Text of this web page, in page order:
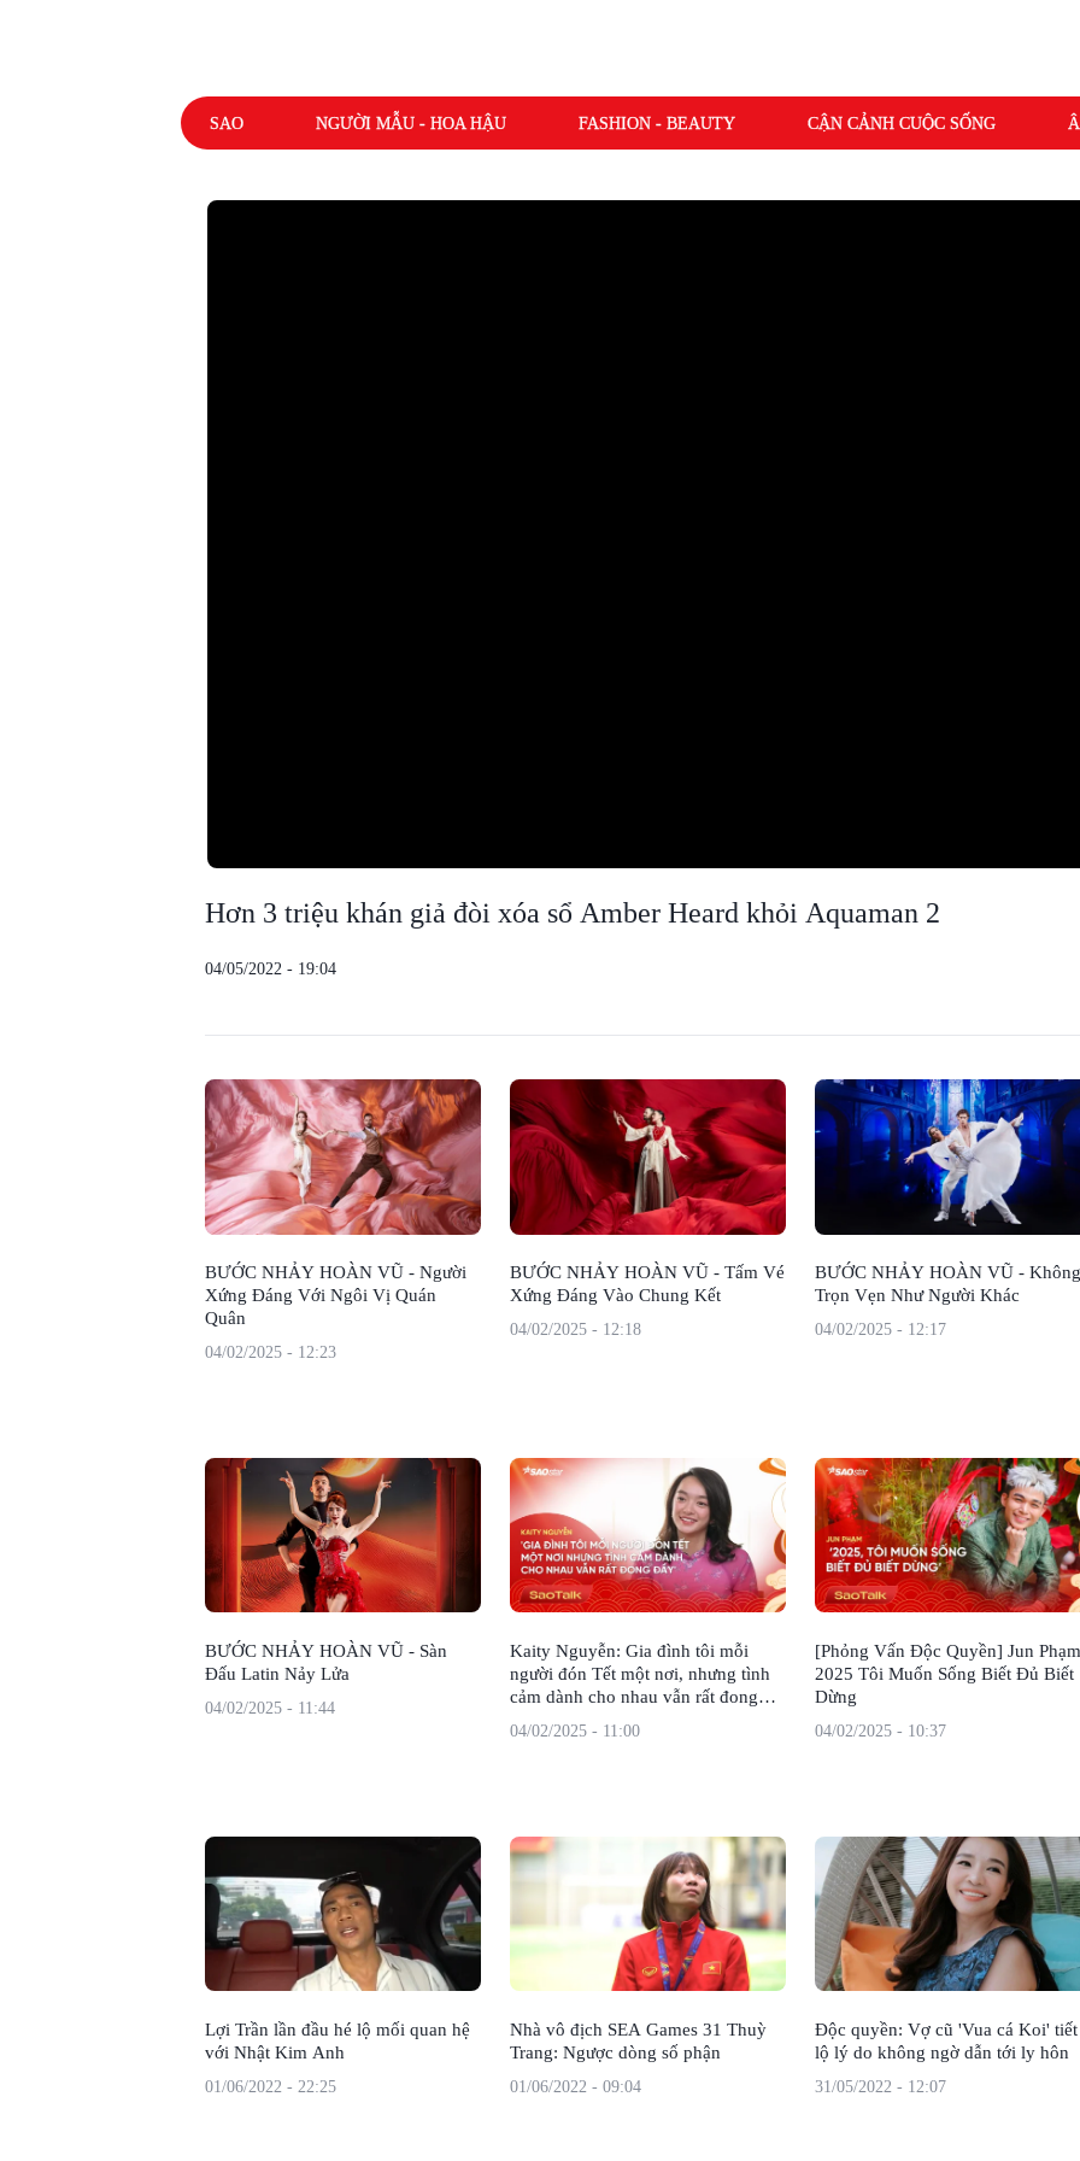
SAO NGƯỜI MẪU - HOA HẬU FASHION - BEAUTY CẬN CẢNH CUỘC SỐNG
Hơn 3 triệu khán giả đòi xóa sổ Amber Heard khỏi Aquaman 2
04/05/2022 - 19:04
BƯỚC NHẢY HOÀN VŨ - Người
Xứng Đáng Với Ngôi Vị Quán
Quân
04/02/2025 - 12:23
BƯỚC NHẢY HOÀN VŨ - Tấm Vé
Xứng Đáng Vào Chung Kết
04/02/2025 - 12:18
BƯỚC NHẢY HOÀN VŨ - Không
Trọn Vẹn Như Người Khác
04/02/2025 - 12:17
BƯỚC NHẢY HOÀN VŨ - Sàn
Đấu Latin Nảy Lửa
04/02/2025 - 11:44
Kaity Nguyễn: Gia đình tôi mỗi
người đón Tết một nơi, nhưng tình
cảm dành cho nhau vẫn rất đong
04/02/2025 - 11:00
[Phỏng Vấn Độc Quyền] Jun
2025 Tôi Muốn Sống Biết Đủ Biết
Dừng
04/02/2025 - 10:37
Lợi Trần lần đầu hé lộ mối quan hệ
với Nhật Kim Anh
01/06/2022 - 22:25
Nhà vô địch SEA Games 31 Thuỳ
Trang: Ngược dòng số phận
01/06/2022 - 09:04
Độc quyền: Vợ cũ 'Vua cá Koi' tiết
lộ lý do không ngờ dẫn tới ly hôn
31/05/2022 - 12:07